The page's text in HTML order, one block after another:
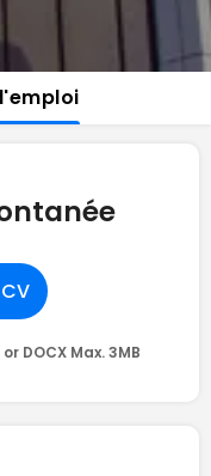
DOCX Max. 3MB